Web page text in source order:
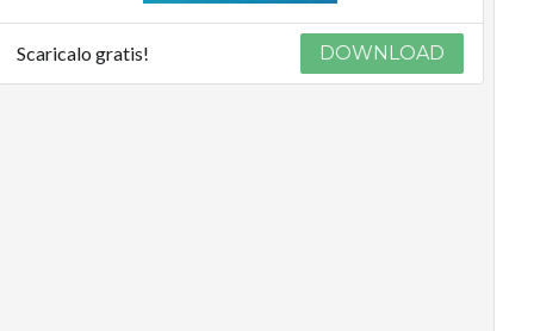
Scaricalo gratis! DOWNLOAD